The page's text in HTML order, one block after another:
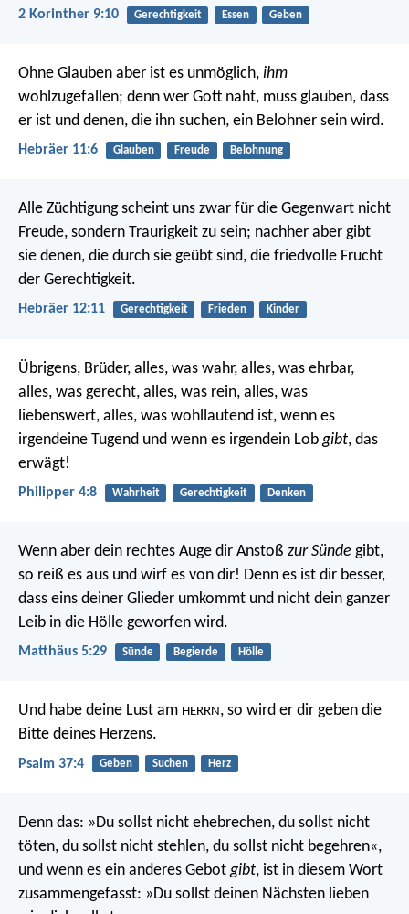
2 Korinther 9:10 Gerechtigkeit Essen Geben
Ohne Glauben aber ist es unmöglich, ihm
wohlzugefallen; denn wer Gott naht, muss glauben, dass
er ist und denen, die ihn suchen, ein Belohner sein wird.
Hebräer 11:6 Glauben Freude Belohnung
Alle Züchtigung scheint uns zwar für die Gegenwart nicht
Freude, sondern Traurigkeit zu sein; nachher aber gibt
sie denen, die durch sie geübt sind, die friedvolle Frucht
der Gerechtigkeit.
Hebräer 12:11 Gerechtigkeit Frieden Kinder
Übrigens, Brüder, alles, was wahr, alles, was ehrbar,
alles, was gerecht, alles, was rein, alles, was
liebenswert, alles, was wohllautend ist, wenn es
irgendeine Tugend und wenn es irgendein Lob gibt, das
erwägt!
Philipper 4:8 Wahrheit Gerechtigkeit Denken
Wenn aber dein rechtes Auge dir Anstoß zur Sünde gibt,
so reiß es aus und wirf es von dir! Denn es ist dir besser,
dass eins deiner Glieder umkommt und nicht dein ganzer
Leib in die Hölle geworfen wird.
Matthäus 5:29 Sünde Begierde Hölle
Und habe deine Lust am HERRN, so wird er dir geben die
Bitte deines Herzens.
Psalm 37:4 Geben Suchen Herz
Denn das: »Du sollst nicht ehebrechen, du sollst nicht
töten, du sollst nicht stehlen, du sollst nicht begehren«,
und wenn es ein anderes Gebotgibt, ist in diesem Wort
zusammengefasst: »Du sollst deinen Nächsten lieben